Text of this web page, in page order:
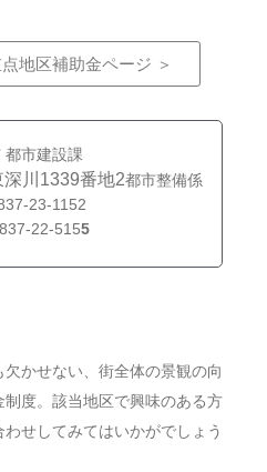
地区補助金ページ ＞
都市建設課
川1339番地2都市整備係
23-1152
22-5155
かせない、街全体の景観の向
制度。該当地区で興味のある方
せしてみてはいかがでしょう